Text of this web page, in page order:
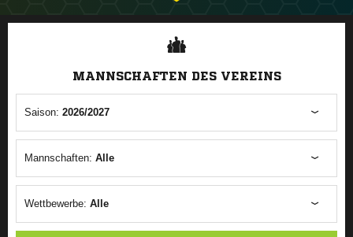
ANZEIGE
MANNSCHAFTEN DES VEREINS
Saison: 2026/2027
Mannschaften: Alle
Wettbewerbe: Alle